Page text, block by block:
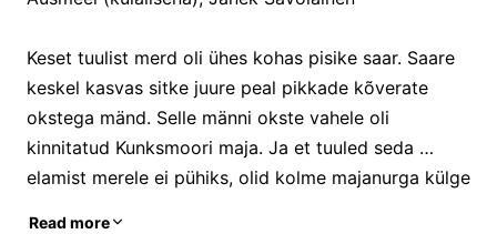
Keset tuulist merd oli ühes kohas pisike saar. Saare
keskel kasvas sitke juure peal pikkade kõverate
okstega mänd. Selle männi okste vahele oli
kinnitatud Kunksmoori maja. Ja et tuuled seda
elamist merele ei pühiks, olid kolme majanurga külge
Read more